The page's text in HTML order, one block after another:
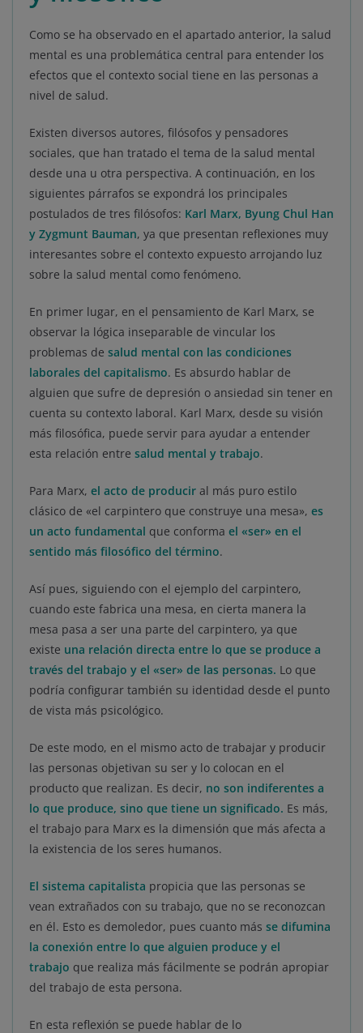
Como se ha observado en el apartado anterior, la salud
mental es una problemática central para entender los
efectos que el contexto social tiene en las personas a
nivel de salud.
Existen diversos autores, filósofos y pensadores
sociales, que han tratado el tema de la salud mental
desde una u otra perspectiva. A continuación, en los
siguientes párrafos se expondrá los principales
postulados de tres filósofos: Karl Marx, Byung Chul Han
y Zygmunt Bauman, ya que presentan reflexiones muy
interesantes sobre el contexto expuesto arrojando luz
sobre la salud mental como fenómeno.
En primer lugar, en el pensamiento de Karl Marx, se
observar la lógica inseparable de vincular los
problemas de salud mental con las condiciones
laborales del capitalismo. Es absurdo hablar de
alguien que sufre de depresión o ansiedad sin tener en
cuenta su contexto laboral. Karl Marx, desde su visión
más filosófica, puede servir para ayudar a entender
esta relación entre salud mental y trabajo.
Para Marx, el acto de producir al más puro estilo
clásico de «el carpintero que construye una mesa», es
un acto fundamental que conforma el «ser» en el
sentido más filosófico del término.
Así pues, siguiendo con el ejemplo del carpintero,
cuando este fabrica una mesa, en cierta manera la
mesa pasa a ser una parte del carpintero, ya que
existe una relación directa entre lo que se produce a
través del trabajo y el «ser» de las personas. Lo que
podría configurar también su identidad desde el punto
de vista más psicológico.
De este modo, en el mismo acto de trabajar y producir
las personas objetivan su ser y lo colocan en el
producto que realizan. Es decir, no son indiferentes a
lo que produce, sino que tiene un significado. Es más,
el trabajo para Marx es la dimensión que más afecta a
la existencia de los seres humanos.
El sistema capitalista propicia que las personas se
vean extrañados con su trabajo, que no se reconozcan
en él. Esto es demoledor, pues cuanto más se difumina
la conexión entre lo que alguien produce y el
trabajo que realiza más fácilmente se podrán apropiar
del trabajo de esta persona.
En esta reflexión se puede hablar de lo